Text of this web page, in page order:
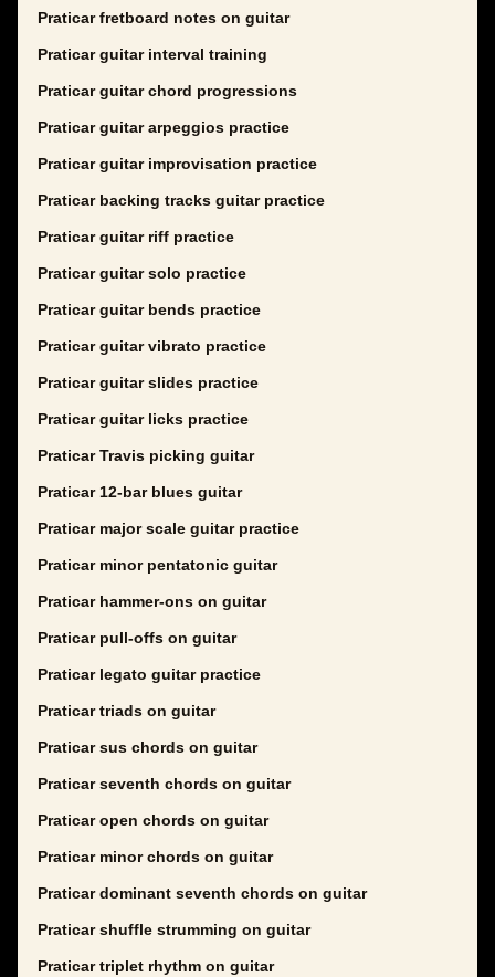
Praticar fretboard notes on guitar
Praticar guitar interval training
Praticar guitar chord progressions
Praticar guitar arpeggios practice
Praticar guitar improvisation practice
Praticar backing tracks guitar practice
Praticar guitar riff practice
Praticar guitar solo practice
Praticar guitar bends practice
Praticar guitar vibrato practice
Praticar guitar slides practice
Praticar guitar licks practice
Praticar Travis picking guitar
Praticar 12-bar blues guitar
Praticar major scale guitar practice
Praticar minor pentatonic guitar
Praticar hammer-ons on guitar
Praticar pull-offs on guitar
Praticar legato guitar practice
Praticar triads on guitar
Praticar sus chords on guitar
Praticar seventh chords on guitar
Praticar open chords on guitar
Praticar minor chords on guitar
Praticar dominant seventh chords on guitar
Praticar shuffle strumming on guitar
Praticar triplet rhythm on guitar